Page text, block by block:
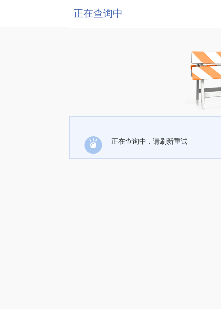
正在查询中
正在查询中，请刷新重试